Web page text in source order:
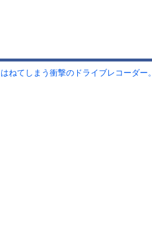
ねてしまう衝撃のドライブレコーダー。